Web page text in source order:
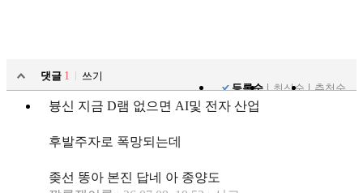
댓글 1
쓰기
등록순
최신순 추천순
븅신 지금 D램 없으면 AI및 전자 산업
후발주자로 폭망되는데
좆선 똥아 본진 답네 아 종양도